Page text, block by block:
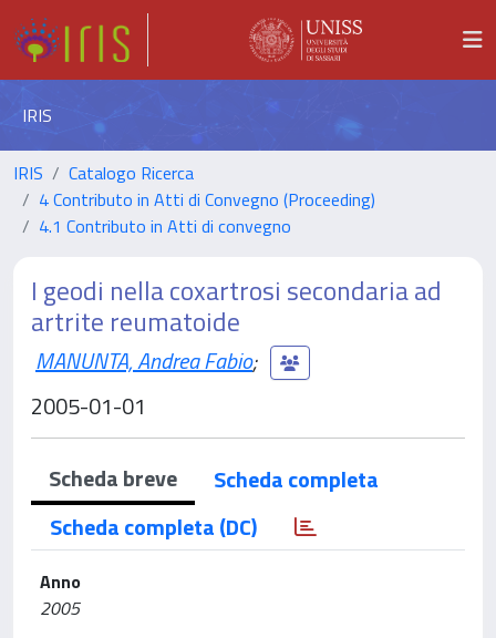
IRIS
IRIS
Catalogo Ricerca
4 Contributo in Atti di Convegno (Proceeding)
4.1 Contributo in Atti di convegno
I geodi nella coxartrosi secondaria ad
artrite reumatoide
MANUNTA, Andrea Fabio;
2005-01-01
Scheda breve
Scheda completa
Scheda completa (DC)
Anno
2005